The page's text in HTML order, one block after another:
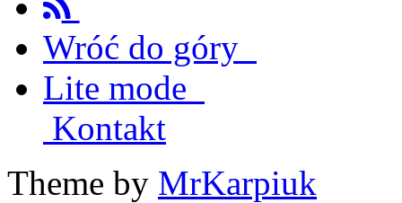
Wróć do góry
Lite mode
Kontakt
Theme by MrKarpiuk